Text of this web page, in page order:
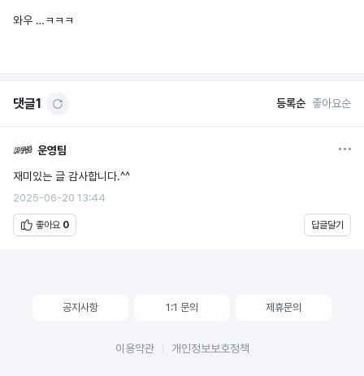
와우 …ㅋㅋㅋ
댓글1 등록순 좋아요순
운영팀
재미있는 글 감사합니다.^^
2025-06-20 13:44
좋아요 0 답글달기
공지사항 1:1 문의 제휴문의
이용약관 개인정보보호정책